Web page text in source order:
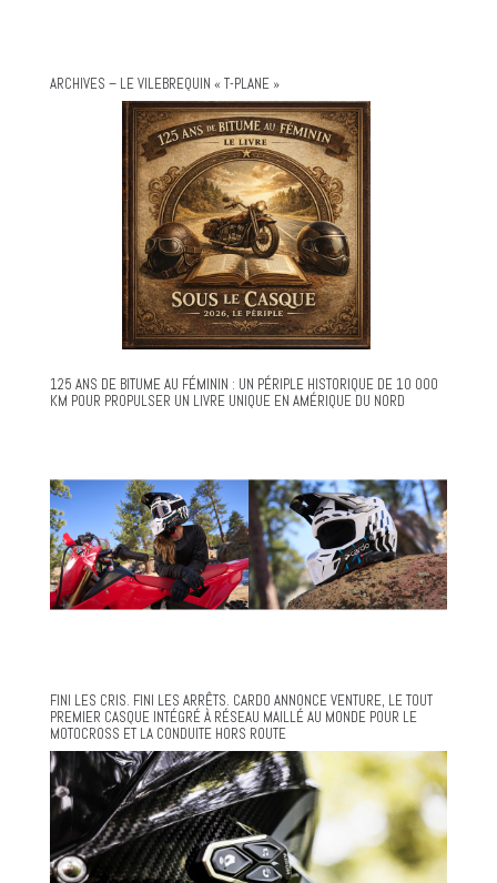
ARCHIVES – LE VILEBREQUIN « T-PLANE »
125 ANS DE BITUME AU FÉMININ : UN PÉRIPLE HISTORIQUE DE 10 000
KM POUR PROPULSER UN LIVRE UNIQUE EN AMÉRIQUE DU NORD
FINI LES CRIS. FINI LES ARRÊTS. CARDO ANNONCE VENTURE, LE TOUT
PREMIER CASQUE INTÉGRÉ À RÉSEAU MAILLÉ AU MONDE POUR LE
MOTOCROSS ET LA CONDUITE HORS ROUTE